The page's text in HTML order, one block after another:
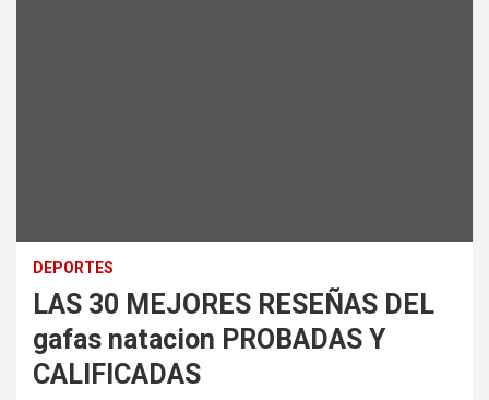
DEPORTES
LAS 30 MEJORES RESEÑAS DEL
gafas natacion PROBADAS Y
CALIFICADAS